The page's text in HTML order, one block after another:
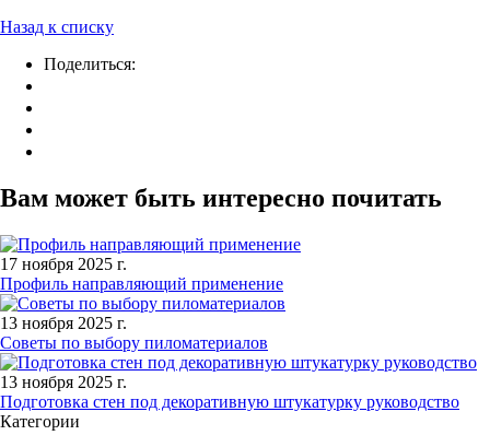
Назад к списку
Поделиться:
Вам может быть интересно почитать
17 ноября 2025 г.
Профиль направляющий применение
13 ноября 2025 г.
Советы по выбору пиломатериалов
13 ноября 2025 г.
Подготовка стен под декоративную штукатурку руководство
Категории